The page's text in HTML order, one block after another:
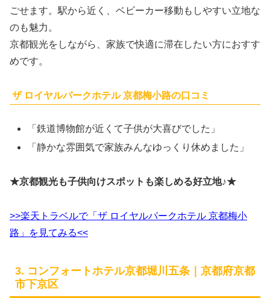
ごせます。駅から近く、ベビーカー移動もしやすい立地な
のも魅力。
京都観光をしながら、家族で快適に滞在したい方におすす
めです。
ザ ロイヤルパークホテル 京都梅小路の口コミ
「鉄道博物館が近くて子供が大喜びでした」
「静かな雰囲気で家族みんなゆっくり休めました」
★京都観光も子供向けスポットも楽しめる好立地♪★
>>楽天トラベルで「ザ ロイヤルパークホテル 京都梅小
路」を見てみる<<
3. コンフォートホテル京都堀川五条｜京都府京都
市下京区